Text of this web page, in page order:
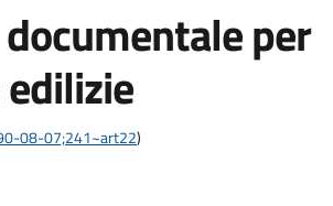
per
08-07;241~art22)